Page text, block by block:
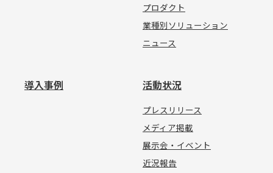
プロダクト
業種別ソリューション
ニュース
導入事例 活動状況
プレスリリース
メディア掲載
展示会・イベント
近況報告